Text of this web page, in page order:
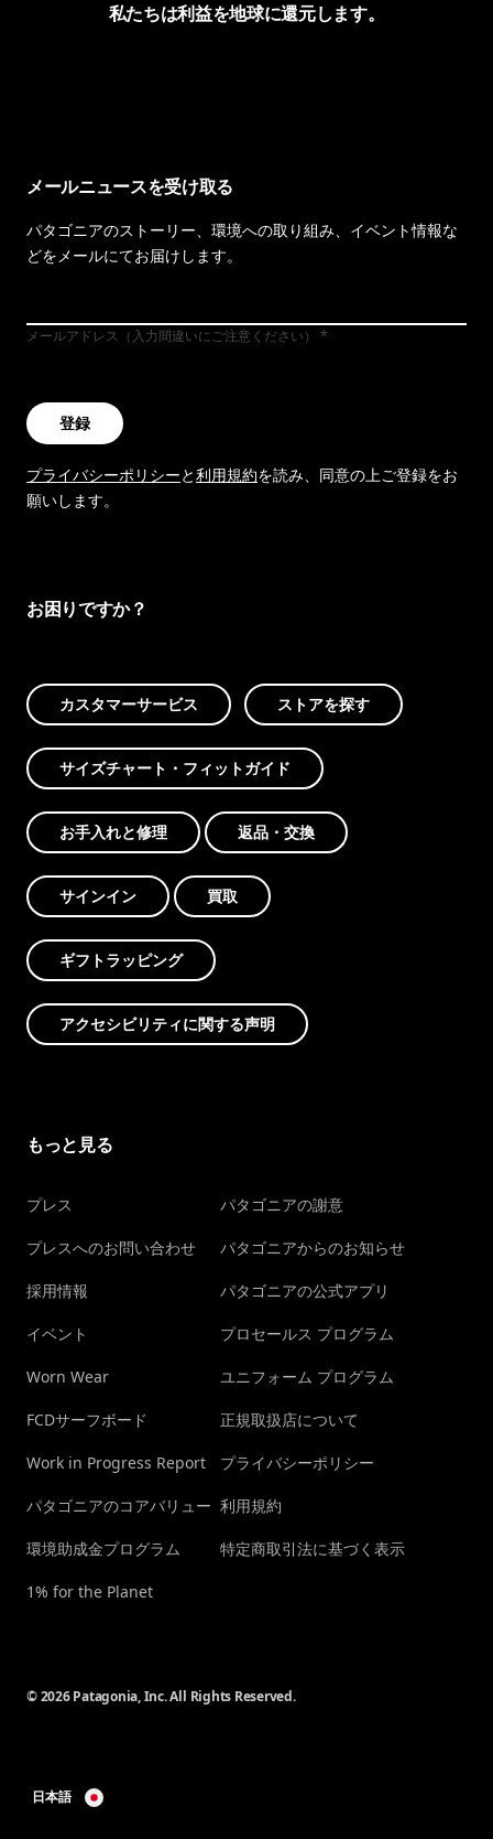
私たちは利益を地球に還元します。
メールニュースを受け取る
パタゴニアのストーリー、環境への取り組み、イベント情報な
どをメールにてお届けします。
メールアドレス（入力間違いにご注意ください）
登録
プライバシーポリシーと利用規約を読み、同意の上ご登録をお
願いします。
お困りですか？
カスタマーサービス ストアを探す
サイズチャート・フィットガイド
お手入れと修理 返品・交換
サインイン 買取
ギフトラッピング
アクセシビリティに関する声明
もっと見る
プレス
プレスへのお問い合わせ
採用情報
イベント
Worn Wear
FCDサーフボード
Work in Progress Report
パタゴニアのコアバリュー
環境助成金プログラム
1% for the Planet
パタゴニアの謝意
パタゴニアからのお知らせ
パタゴニアの公式アプリ
プロセールス プログラム
ユニフォーム プログラム
正規取扱店について
プライバシーポリシー
利用規約
特定商取引法に基づく表示
© 2026 Patagonia, Inc. All Rights Reserved.
日本語